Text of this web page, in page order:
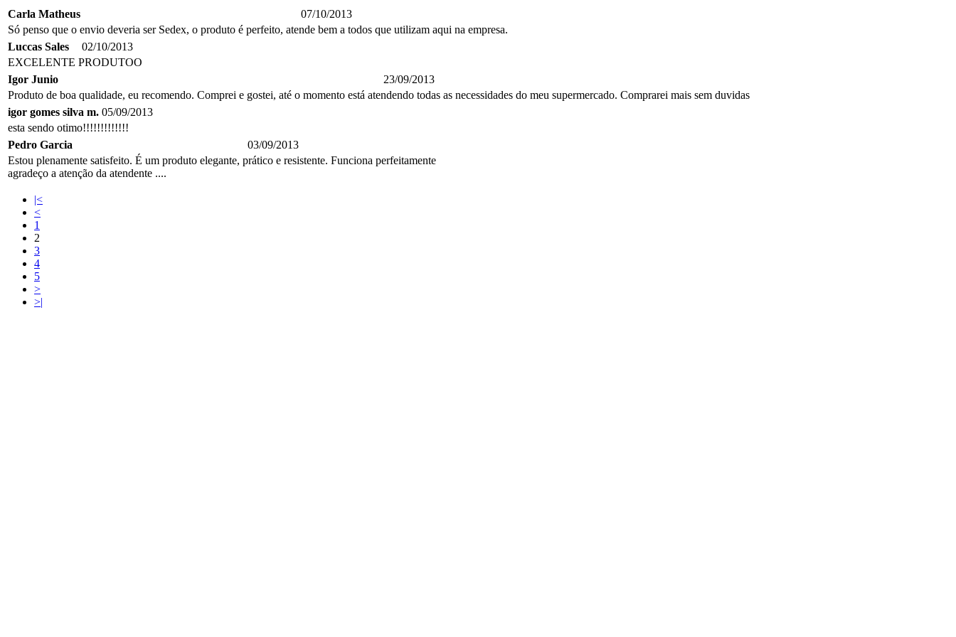
Carla Matheus
07/10/2013
Só penso que o envio deveria ser Sedex, o produto é perfeito, atende bem a todos que utilizam aqui na empresa.
Luccas Sales
02/10/2013
EXCELENTE PRODUTOO
Igor Junio
23/09/2013
Produto de boa qualidade, eu recomendo. Comprei e gostei, até o momento está atendendo todas as necessidades do meu supermercado. Comprarei mais sem duvidas
igor gomes silva m. 05/09/2013
esta sendo otimo!!!!!!!!!!!!!
Pedro Garcia
03/09/2013
Estou plenamente satisfeito. É um produto elegante, prático e resistente. Funciona perfeitamente
agradeço a atenção da atendente ....
|<
<
1
2
3
4
5
>
>|